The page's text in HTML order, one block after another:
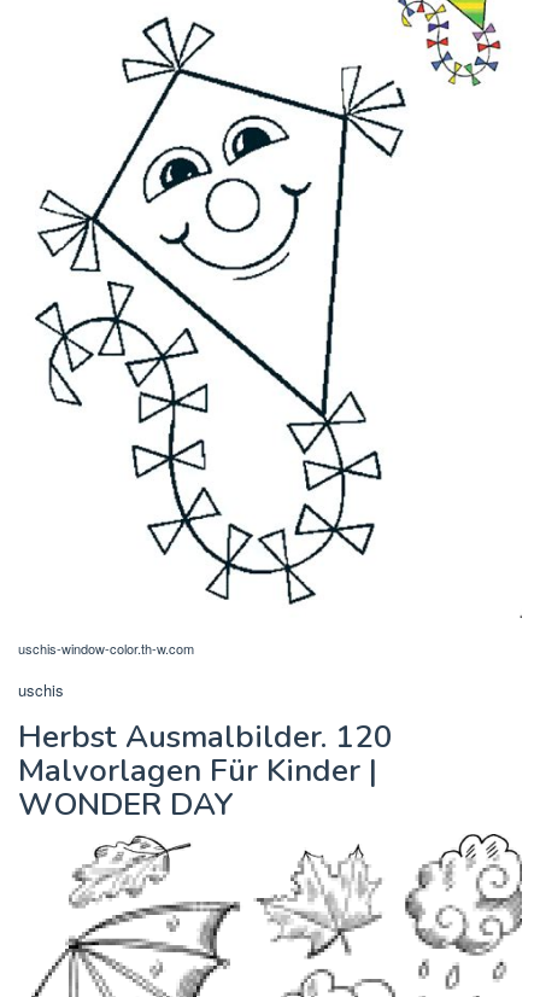
uschis-window-color.th-w.com
uschis
Herbst Ausmalbilder. 120
Malvorlagen Für Kinder |
WONDER DAY